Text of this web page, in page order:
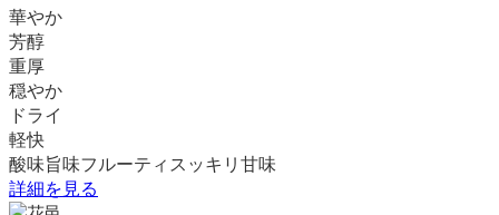
華やか
芳醇
重厚
穏やか
ドライ
軽快
酸味旨味フルーティ スッキリ 甘味
詳細を見る